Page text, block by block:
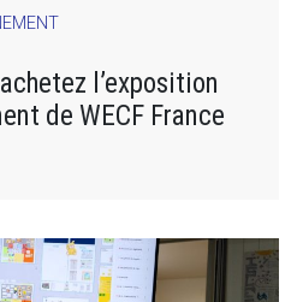
l’exposition
de WECF France